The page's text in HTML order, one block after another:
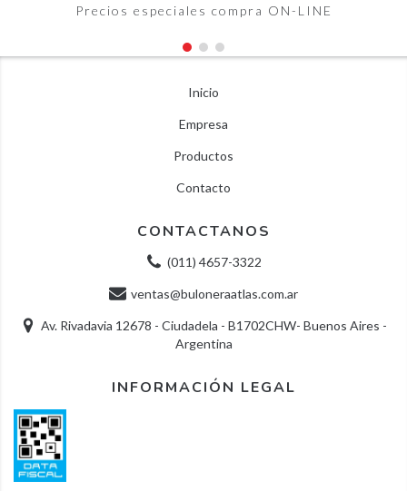
Precios especiales compra ON-LINE
Inicio
Empresa
Productos
Contacto
CONTACTANOS
(011) 4657-3322
ventas@buloneraatlas.com.ar
Av. Rivadavia 12678 - Ciudadela - B1702CHW- Buenos Aires -
Argentina
INFORMACIÓN LEGAL